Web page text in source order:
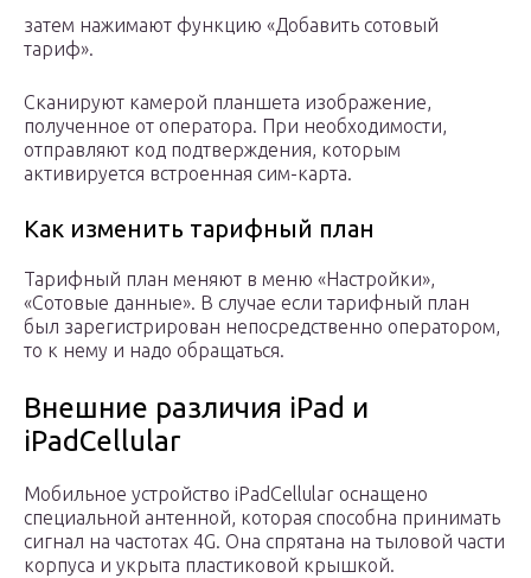
затем нажимают функцию «Добавить сотовый
тариф».
Сканируют камерой планшета изображение,
полученное от оператора. При необходимости,
отправляют код подтверждения, которым
активируется встроенная сим-карта.
Как изменить тарифный план
Тарифный план меняют в меню «Настройки»,
«Сотовые данные». В случае если тарифный план
был зарегистрирован непосредственно оператором,
то к нему и надо обращаться.
Внешние различия iPad и
iPadCellular
Мобильное устройство iPadCellular оснащено
специальной антенной, которая способна принимать
сигнал на частотах 4G. Она спрятана на тыловой части
корпуса и укрыта пластиковой крышкой.